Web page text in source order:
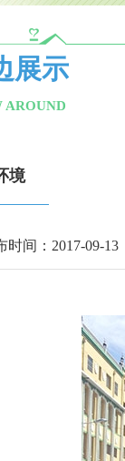
展示
AROUND
境
时间： 2017-09-13